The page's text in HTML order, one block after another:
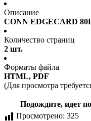
Описание
CONN EDGECARD
Количество страниц
2 шт.
Форматы файла
HTML, PDF
(Для просмотра
Подождите, идет
Просмотрено: 325